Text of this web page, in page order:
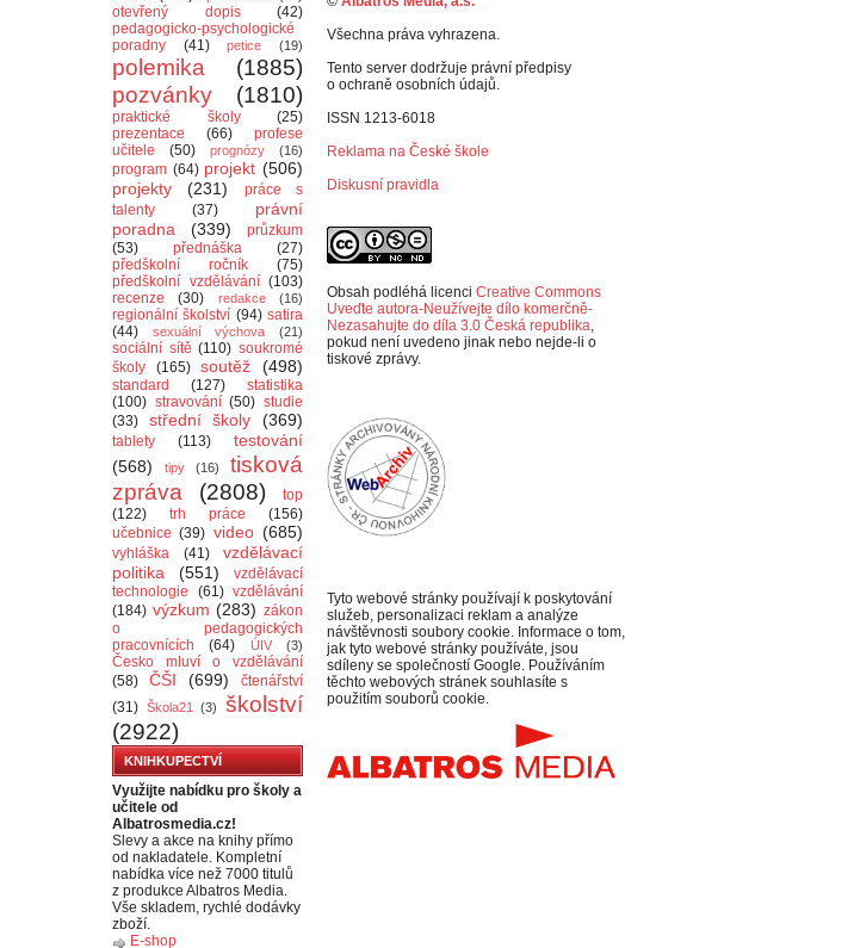
otevřený dopis
(42)
pedagogicko-psychologické
poradny
(41) petice (19)
polemika
(1885)
pozvánky
(1810)
praktické školy
(25)
prezentace
(66)
profese
učitele
(50) prognózy (16)
program (64) projekt (506)
projekty
(231)
práce s
talenty
(37)
právní
poradna
(339)
průzkum
(53)
přednáška
(27)
předškolní ročník
(75)
předškolní vzdělávání (103)
recenze
(30) redakce (16)
regionální školství (94) satira
(44)
sexuální výchova (21)
sociální sítě (110) soukromé
školy
(165) soutěž (498)
standard (127)
statistika
(100) stravování (50) studie
(33)
střední školy (369)
tablety (113)
testování
(568)
tipy (16)
tisková
zpráva
(2808)
top
(122)
trh práce
(156)
učebnice (39) video (685)
vyhláška (41)
vzdělávací
politika
(551)
vzdělávací
technologie
(61) vzdělávání
(184) výzkum (283) zákon
o pedagogických
pracovnících
(64) ÚIV (3)
Česko mluví o vzdělávání
(58)
ČŠI (699)
čtenářství
(31) Škola21 (3)
školství
(2922)
KNIHKUPECTVÍ
Využijte nabídku pro školy a
učitele od
Albatrosmedia.cz!
Slevy a akce na knihy přímo
od nakladatele. Kompletní
nabídka více než 7000 titulů
z produkce Albatros Media.
Vše skladem, rychlé dodávky
zboží.
E-shop
Všechna práva vyhrazena.
Tento server dodržuje právní předpisy
o ochraně osobních údajů.
ISSN 1213-6018
Reklama na České škole
Diskusní pravidla
Obsah podléhá licenci Creative Commons
Uveďte autora-Neužívejte dílo komerčně-
Nezasahujte do díla 3.0 Česká republika,
pokud není uvedeno jinak nebo nejde-li o
tiskové zprávy.
Tyto webové stránky používají k poskytování
služeb, personalizaci reklam a analýze
návštěvnosti soubory cookie. Informace o tom,
jak tyto webové stránky používáte, jsou
sdíleny se společností Google. Používáním
těchto webových stránek souhlasíte s
použitím souborů cookie.